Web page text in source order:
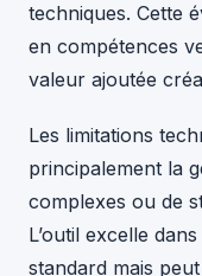
techniques. Cette
en compétences
valeur ajoutée
Les limitations
principalement la
complexes ou de
L’outil excelle
standard mais